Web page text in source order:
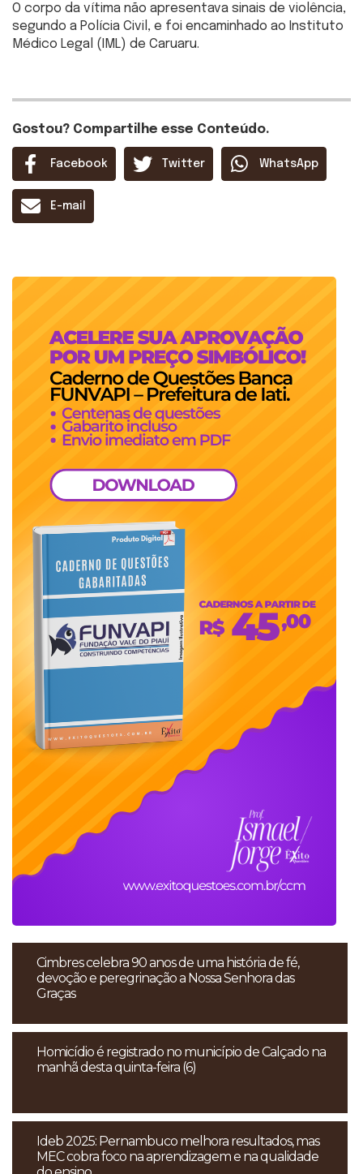
O corpo da vítima não apresentava sinais de violência,
segundo a Polícia Civil, e foi encaminhado ao Instituto
Médico Legal (IML) de Caruaru.
Gostou? Compartilhe esse Conteúdo.
Facebook Twitter WhatsApp
E-mail
Cimbres celebra 90 anos de uma história de fé,
devoção e peregrinação a Nossa Senhora das
Graças
Homicídio é registrado no município de Calçado na
manhã desta quinta-feira (6)
Ideb 2025: Pernambuco melhora resultados, mas
MEC cobra foco na aprendizagem e na qualidade